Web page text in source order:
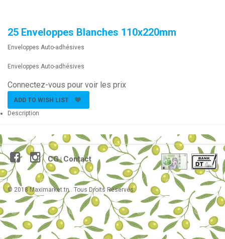
25 Enveloppes Blanches 110x220mm
Enveloppes Auto-adhésives
Enveloppes Auto-adhésives
Connectez-vous pour voir les prix
ADD TO WISH LIST
Description
CG| Contact
© 2018 Maximarket.tn . Tous Droits Réservés.